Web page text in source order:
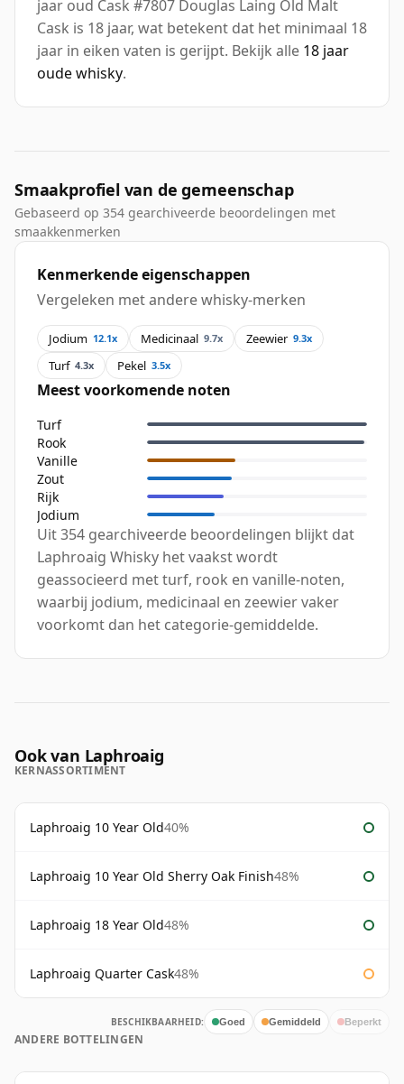
jaar oud Cask #7807 Douglas Laing Old Malt
Cask is 18 jaar, wat betekent dat het minimaal 18
jaar in eiken vaten is gerijpt. Bekijk alle 18 jaar
oude whisky.
Smaakprofiel van de gemeenschap
Gebaseerd op 354 gearchiveerde beoordelingen met
smaakkenmerken
Kenmerkende eigenschappen
Vergeleken met andere whisky-merken
Jodium 12.1x Medicinaal 9.7x Zeewier 9.3x
Turf 4.3x Pekel 3.5x
Meest voorkomende noten
Turf
Rook
Vanille
Zout
Rijk
Jodium
Uit 354 gearchiveerde beoordelingen blijkt dat
Laphroaig Whisky het vaakst wordt
geassocieerd met turf, rook en vanille-noten,
waarbij jodium, medicinaal en zeewier vaker
voorkomt dan het categorie-gemiddelde.
Ook van Laphroaig
KERNASSORTIMENT
Laphroaig 10 Year Old40%
Laphroaig 10 Year Old Sherry Oak Finish48%
Laphroaig 18 Year Old48%
Laphroaig Quarter Cask48%
BESCHIKBAARHEID: Goed Gemiddeld Beperkt
ANDERE BOTTELINGEN